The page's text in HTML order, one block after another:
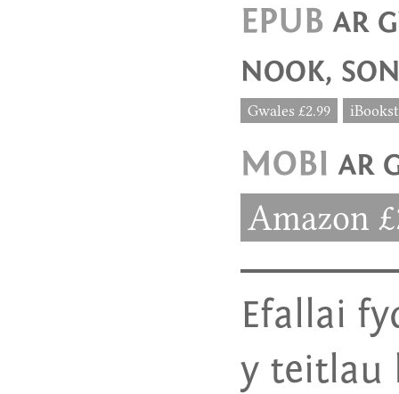
EPUB AR
NOOK,
Gwales £2.99
MOBI AR
Amazon
Efallai
y teitlau